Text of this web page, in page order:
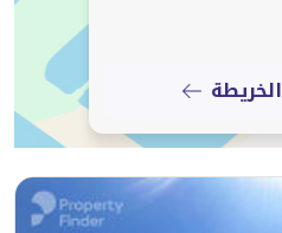
معنا عبر الهاتف أو
مخفية].